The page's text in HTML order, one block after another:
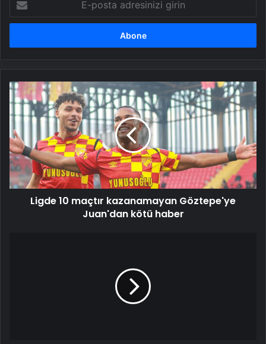
posta
adresinizi
Ligde
10
maçtır
kazanamayan
Göztepe'ye
Juan'dan
kötü
haber
Ligde 10 maçtır kazanamayan Göztepe'ye
Juan'dan kötü haber